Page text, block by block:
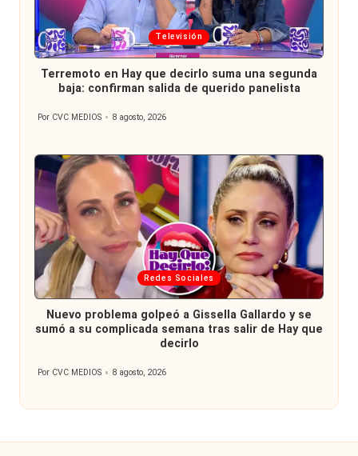
Publicada
en
Televisión
Terremoto en Hay que decirlo suma una segunda
baja: confirman salida de querido panelista
Publicado
Por CVC MEDIOS 8 agosto, 2026
Publicada
en
Redes Sociales
Nuevo problema golpeó a Gissella Gallardo y se
sumó a su complicada semana tras salir de Hay que
decirlo
Publicado
Por CVC MEDIOS 8 agosto, 2026